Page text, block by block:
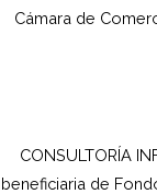
Cámara de
CONSULTORÍA
beneficiaria de